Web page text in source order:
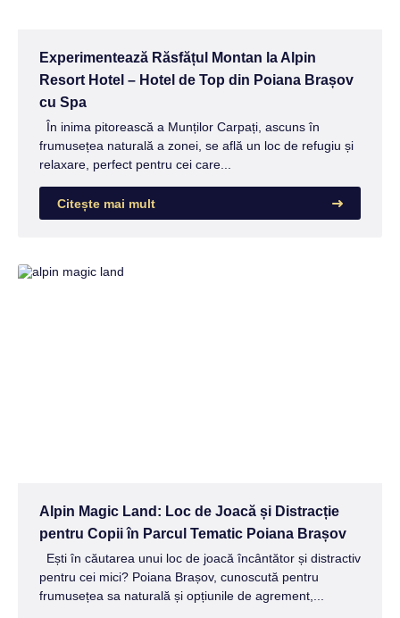
Experimentează Răsfățul Montan la Alpin
Resort Hotel – Hotel de Top din Poiana Brașov
cu Spa
În inima pitorească a Munților Carpați, ascuns în
frumusețea naturală a zonei, se află un loc de refugiu și
relaxare, perfect pentru cei care...
Citește mai mult
Alpin Magic Land: Loc de Joacă și Distracție
pentru Copii în Parcul Tematic Poiana Brașov
Ești în căutarea unui loc de joacă încântător și distractiv
pentru cei mici? Poiana Brașov, cunoscută pentru
frumusețea sa naturală și opțiunile de agrement,...